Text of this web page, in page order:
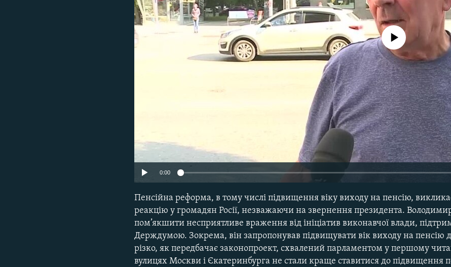
No media source currently
0:00
Пенсійна реформа, в тому числі підвищення віку виходу на пенсію,
реакцію у громадян Росії, незважаючи на звернення президента.
пом’якшити несприятливе враження від ініціатив виконавчої влади,
Держдумою. Зокрема, він запропонував підвищувати вік виходу на пенсію
різко, як передбачає законопроект, схвалений парламентом у першому
вулицях Москви і Єкатеринбурга не стали краще ставитися до підвищення